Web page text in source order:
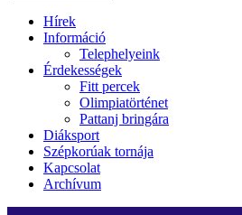
Hírek
Információ
Telephelyeink
Érdekességek
Fitt percek
Olimpiatörténet
Pattanj bringára
Diáksport
Szépkorúak tornája
Kapcsolat
Archívum